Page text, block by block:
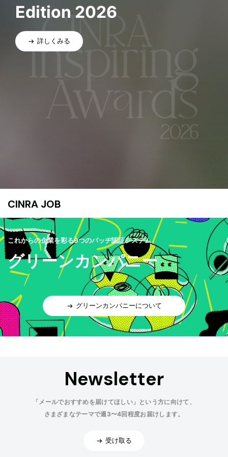
Edition 2026
詳しくみる
CINRA JOB
これからの企業を彩る9つのバッヂ認証システム
グリーンカンパニー
グリーンカンパニーについて
Newsletter
「メールでおすすめを届けてほしい」という方に向けて、
さまざまなテーマで週3〜4回程度お届けします。
受け取る